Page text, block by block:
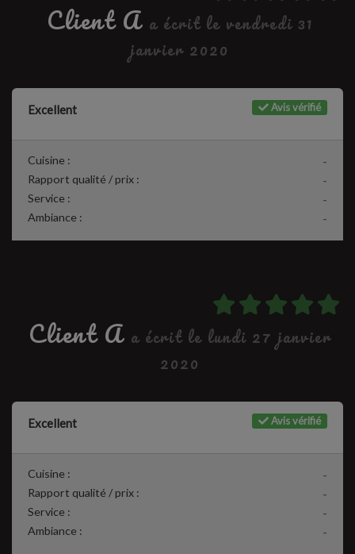
Client A a écrit le vendredi 31
janvier 2020
Avis vérifié
Excellent
-
Cuisine :
-
Rapport qualité / prix :
-
Service :
-
Ambiance :
Client A a écrit le lundi 27 janvier
2020
Avis vérifié
Excellent
-
Cuisine :
-
Rapport qualité / prix :
-
Service :
-
Ambiance :